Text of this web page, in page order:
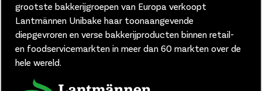
grootste bakkerijgroepen van Europa verkoopt
Lantmännen Unibake haar toonaangevende
diepgevroren en verse bakkerijproducten binnen retail-
en foodservicemarkten in meer dan 60 markten over de
hele wereld.